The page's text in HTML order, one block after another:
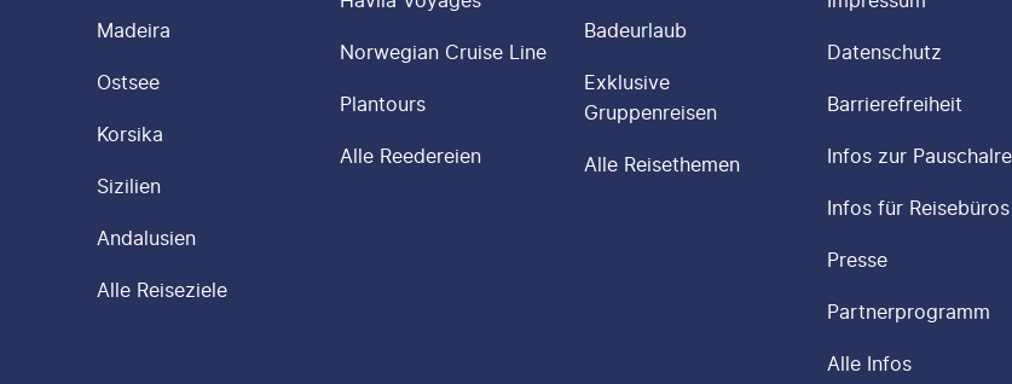
Madeira
Ostsee
Korsika
Sizilien
Andalusien
Alle Reiseziele
Norwegian Cruise Line
Plantours
Alle Reedereien
Badeurlaub
Exklusive
Gruppenreisen
Alle Reisethemen
Datenschutz
Barrierefreiheit
Infos zur
Infos für Reisebüros
Presse
Partnerprogramm
Alle Infos